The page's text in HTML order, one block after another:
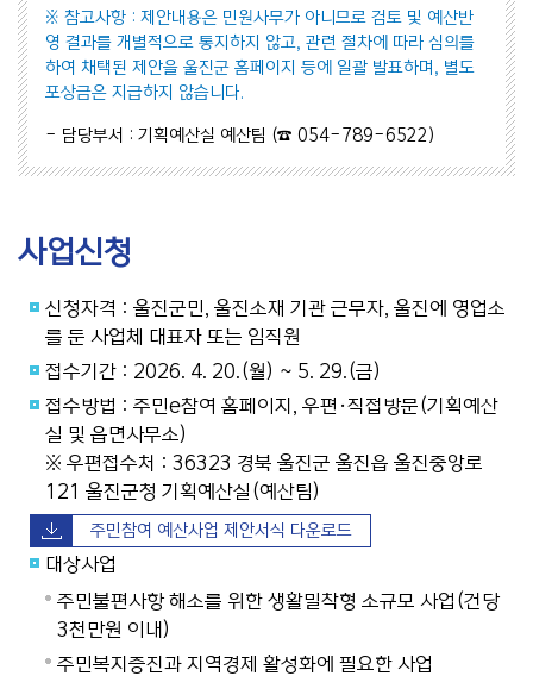
※ 참고사항 : 제안내용은 민원사무가 아니므로 검토 및 예산반
영 결과를 개별적으로 통지하지 않고, 관련 절차에 따라 심의를
하여 채택된 제안을 울진군 홈페이지 등에 일괄 발표하며, 별도
포상금은 지급하지 않습니다.
- 담당부서 : 기획예산실 예산팀 (☎ 054-789-6522)
사업신청
신청자격 : 울진군민, 울진소재 기관 근무자, 울진에 영업소
를 둔 사업체 대표자 또는 임직원
접수기간 : 2026. 4. 20.(월) ~ 5. 29.(금)
접수방법 : 주민e참여 홈페이지, 우편·직접방문(기획예산
실 및 읍면사무소)
※ 우편접수처 : 36323 경북 울진군 울진읍 울진중앙로
121 울진군청 기획예산실(예산팀)
주민참여 예산사업 제안서식 다운로드
대상사업
주민불편사항 해소를 위한 생활밀착형 소규모 사업(건당
3천만원 이내)
주민복지증진과 지역경제 활성화에 필요한 사업